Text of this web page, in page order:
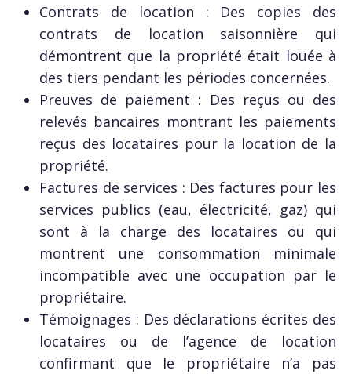
Contrats de location : Des copies des
contrats de location saisonnière qui
démontrent que la propriété était louée à
des tiers pendant les périodes concernées.
Preuves de paiement : Des reçus ou des
relevés bancaires montrant les paiements
reçus des locataires pour la location de la
propriété.
Factures de services : Des factures pour les
services publics (eau, électricité, gaz) qui
sont à la charge des locataires ou qui
montrent une consommation minimale
incompatible avec une occupation par le
propriétaire.
Témoignages : Des déclarations écrites des
locataires ou de l’agence de location
confirmant que le propriétaire n’a pas